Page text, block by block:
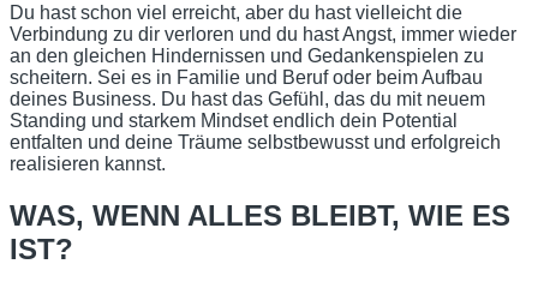
Du hast schon viel erreicht, aber du hast vielleicht die
Verbindung zu dir verloren und du hast Angst, immer wieder
an den gleichen Hindernissen und Gedankenspielen zu
scheitern. Sei es in Familie und Beruf oder beim Aufbau
deines Business. Du hast das Gefühl, das du mit neuem
Standing und starkem Mindset endlich dein Potential
entfalten und deine Träume selbstbewusst und erfolgreich
realisieren kannst.
WAS, WENN ALLES BLEIBT, WIE ES
IST?